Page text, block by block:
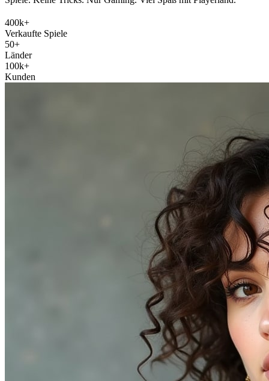
400k+
Verkaufte Spiele
50+
Länder
100k+
Kunden